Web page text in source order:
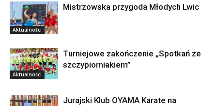
Aktualności
Mistrzowska przygoda Młodych Lwic
Aktualności
Turniejowe zakończenie „Spotkań ze
szczypiorniakiem”
Jurajski Klub OYAMA Karate na